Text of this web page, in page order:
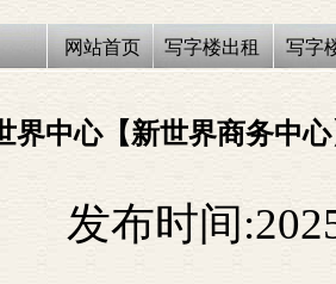
网站首页 写字楼出租 写字
界中心【新世界商务中
发布时间